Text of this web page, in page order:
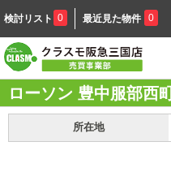
検討リスト 0 最近見た物件 0
ローソン 豊中服部西
所在地